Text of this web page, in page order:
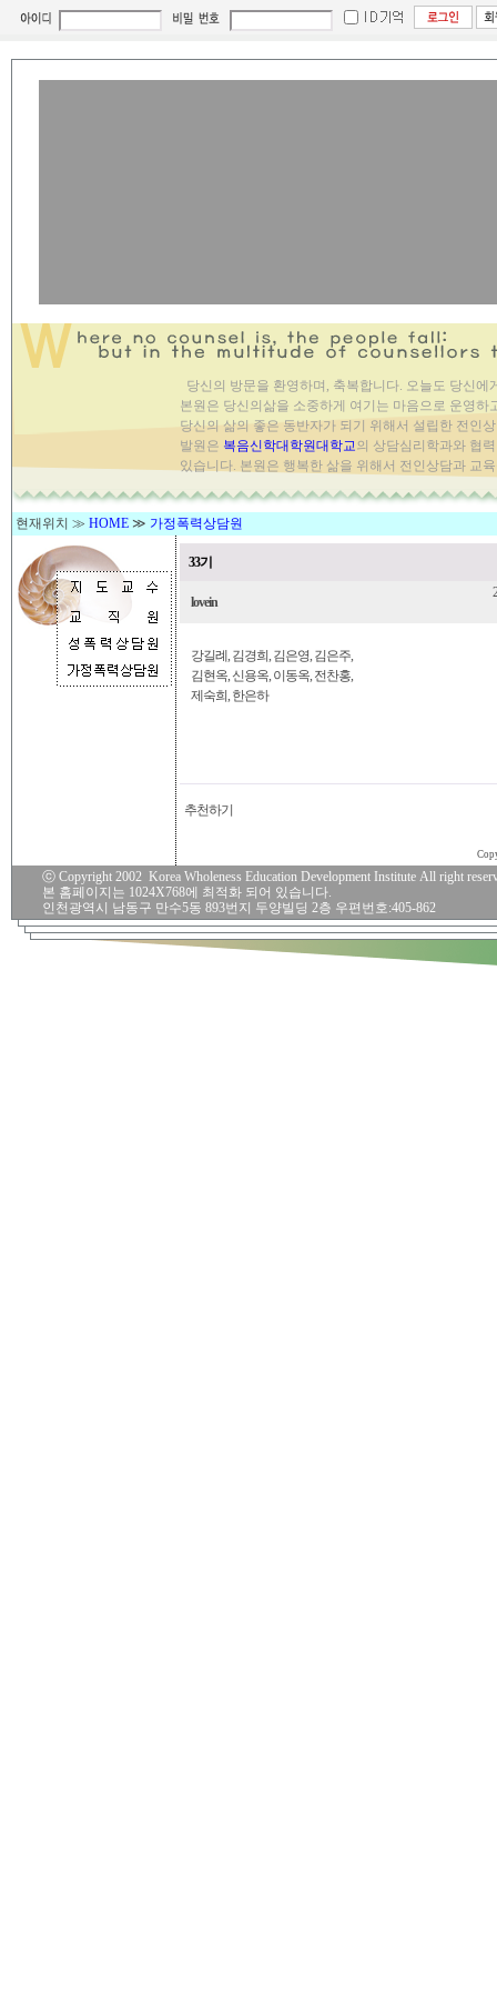
당신의 방문을 환영하며, 축복합니다. 오늘도 당신에
본원은 당신의삶을 소중하게 여기는 마음으로 운영하
당신의 삶의 좋은 동반자가 되기 위해서 설립한 전인
발원은 복음신학대학원대학교의 상담심리학과와 협
있습니다. 본원은 행복한 삶을 위해서 전인상담과 교
현재위치 ≫ HOME ≫ 가정폭력상담원
33기
lovein
강길례, 김경희, 김은영, 김은주,
김현옥, 신용옥, 이동옥, 전찬홍,
제숙희, 한은하
추천하기
ⓒ Copyright 2002 Korea Wholeness Education Development Institute All right
본 홈페이지는 1024X768에 최적화 되어 있습니다.
인천광역시 남동구 만수5동 893번지 두양빌딩 2층 우편번호:405-862